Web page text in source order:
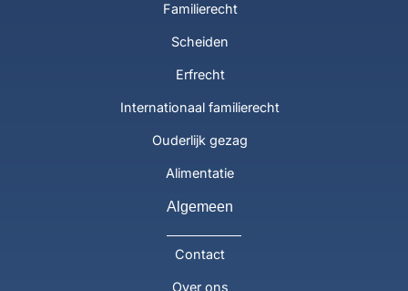
Familierecht
Scheiden
Erfrecht
Internationaal familierecht
Ouderlijk gezag
Alimentatie
Algemeen
Contact
Over ons